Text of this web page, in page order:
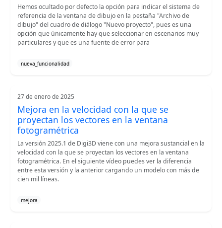
Hemos ocultado por defecto la opción para indicar el sistema de
referencia de la ventana de dibujo en la pestaña "Archivo de
dibujo" del cuadro de diálogo "Nuevo proyecto", pues es una
opción que únicamente hay que seleccionar en escenarios muy
particulares y que es una fuente de error para
nueva_funcionalidad
27 de enero de 2025
Mejora en la velocidad con la que se
proyectan los vectores en la ventana
fotogramétrica
La versión 2025.1 de Digi3D viene con una mejora sustancial en la
velocidad con la que se proyectan los vectores en la ventana
fotogramétrica. En el siguiente vídeo puedes ver la diferencia
entre esta versión y la anterior cargando un modelo con más de
cien mil líneas.
mejora